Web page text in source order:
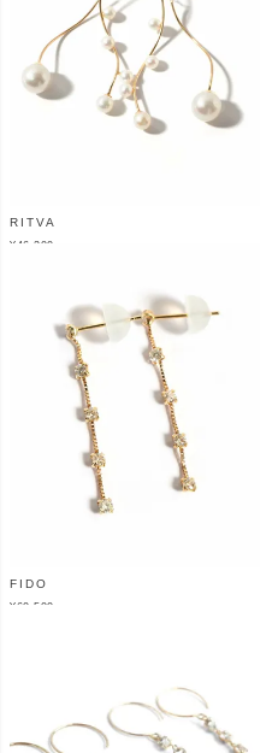
RITVA
¥ 46,200
FIDO
¥60,500